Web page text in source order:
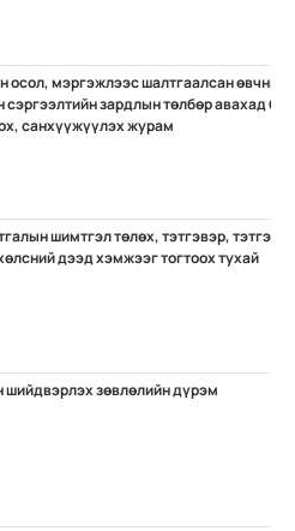
осол, мэргэжлээс шалтгаалсан өвчний
зардлын төлбөр авахад
санхүүжүүлэх журам
шимтгэл төлөх, тэтгэвэр,
дээд хэмжээг тогтоох тухай
шийдвэрлэх зөвлөлийн дүрэм